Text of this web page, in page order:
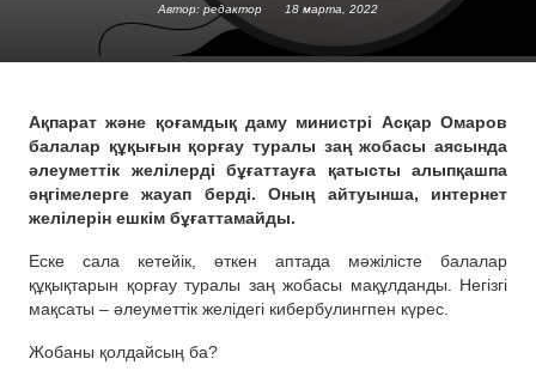
Автор: редактор 18 марта, 2022
Ақпарат және қоғамдық даму министрі Асқар Омаров
балалар құқығын қорғау туралы заң жобасы аясында
әлеуметтік желілерді бұғаттауға қатысты алыпқашпа
әңгімелерге жауап берді. Оның айтуынша, интернет
желілерін ешкім бұғаттамайды.
Еске сала кетейік, өткен аптада мәжілісте балалар
құқықтарын қорғау туралы заң жобасы мақұлданды. Негізгі
мақсаты – әлеуметтік желідегі кибербулингпен күрес.
Жобаны қолдайсың ба?